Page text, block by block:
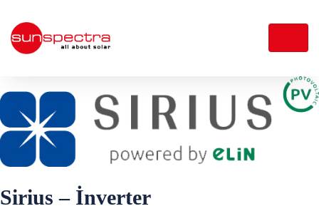
Sirius – İnverter